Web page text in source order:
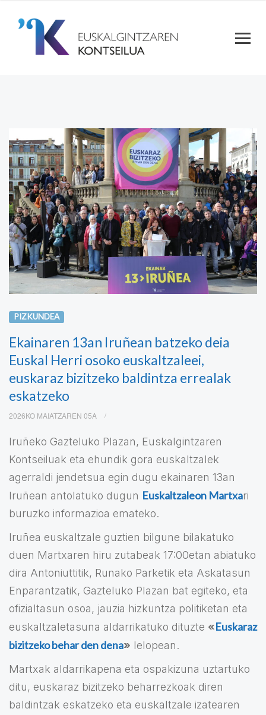
PIZKUNDEA
Ekainaren 13an Iruñean batzeko deia
Euskal Herri osoko euskaltzaleei,
euskaraz bizitzeko baldintza errealak
eskatzeko
2026KO MAIATZAREN 05A
Iruñeko Gazteluko Plazan, Euskalgintzaren
Kontseiluak eta ehundik gora euskaltzalek
agerraldi jendetsua egin dugu ekainaren 13an
Iruñean antolatuko dugun Euskaltzaleon Martxari
buruzko informazioa emateko.
Iruñea euskaltzale guztien bilgune bilakatuko
duen Martxaren hiru zutabeak 17:00etan abiatuko
dira Antoniuttitik, Runako Parketik eta Askatasun
Enparantzatik, Gazteluko Plazan bat egiteko, eta
ofizialtasun osoa, jauzia hizkuntza politiketan eta
euskaltzaletasuna aldarrikatuko dituzte «Euskaraz
bizitzeko behar den dena» lelopean.
Martxak aldarrikapena eta ospakizuna uztartuko
ditu, euskaraz bizitzeko beharrezkoak diren
baldintzak eskatzeko eta euskaltzale izatearen